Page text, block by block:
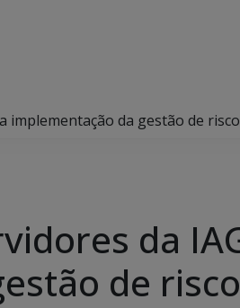
implementação da gestão de
da
de